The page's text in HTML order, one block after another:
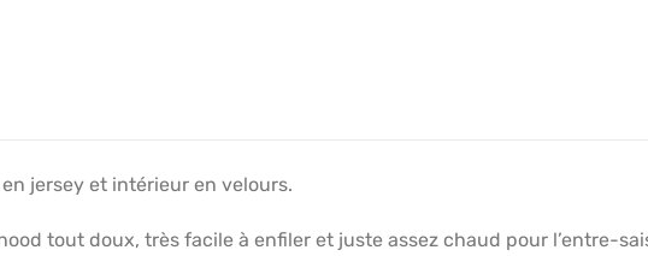
jersey et intérieur en velours.
tout doux, très facile à enfiler et juste assez chaud pour l’entre-